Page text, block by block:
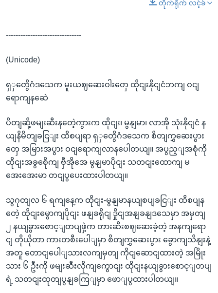
တိုက်ရိုက် လင့်ခ်
-------------------------------
(Unicode)
ရှှတွေိဂံဒသေက မူးယဈဆေးဝါးတှေ ထိုငျးနိုငျငံဘကျ ဝငျ
ရောကျနဆေဲ
ပိတျဆို့ဖမျးဆီးနတေဲ့ကွားက ထိုငျး၊ မွနျမာ၊ လာအို သုံးနိုငျငံ န
ယျနိမိတျခငြျး ထိစပျရာ ရှှတွေိဂံဒသေက စိတျကွှဆေးပွား
တှေ အမြားအပွား ဝငျရောကျလာနပေါတယျ။ အပွည့ျအစုံကို
ထိုငျးအခွစေိုကျ ဗှီအိုအေ မွနျမာပိုငျး သတငျးထောကျ မ
အေးအေးမာ တငျပွပေးထားပါတယျ။
သွဂုတျလ ၆ ရကျနေ့က ထိုငျး-မွနျမာနယျစပျခငြျး ထိစပျန
တေဲ့ ထိုငျးမွောကျပိုငျး ဖနျခရိုငျ ဒှိုငျအနျခနျဒသေမှာ အမှတျ
၂ နယျခွားစောင့ျတပျဖှဲ့က တားဆီးစဈဆေးခဲ့တဲ့ အနကျရော
ငျ တိုယိုတာ ကားတစီးပေါျမှာ စိတျကွှဆေးပွား ခွောကျသိနျးနဲ့
အတူ တောငျပေါျသားလကျမှတျ ကိုငျဆောငျထားတဲ့ အမြိုး
သား ၆ ဦးကို ဖမျးဆီးလိုကျကွောငျး ထိုငျးနယျခွားစောင့ျတပျ
ရဲ့ သတငျးထုတျပွနျခကြျမှာ ဖောျပွထားပါတယျ။